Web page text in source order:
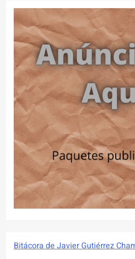
Bitácora de Javier Gutiérrez